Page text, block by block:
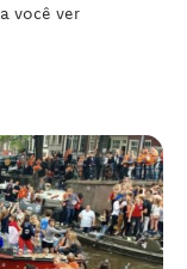
você ver